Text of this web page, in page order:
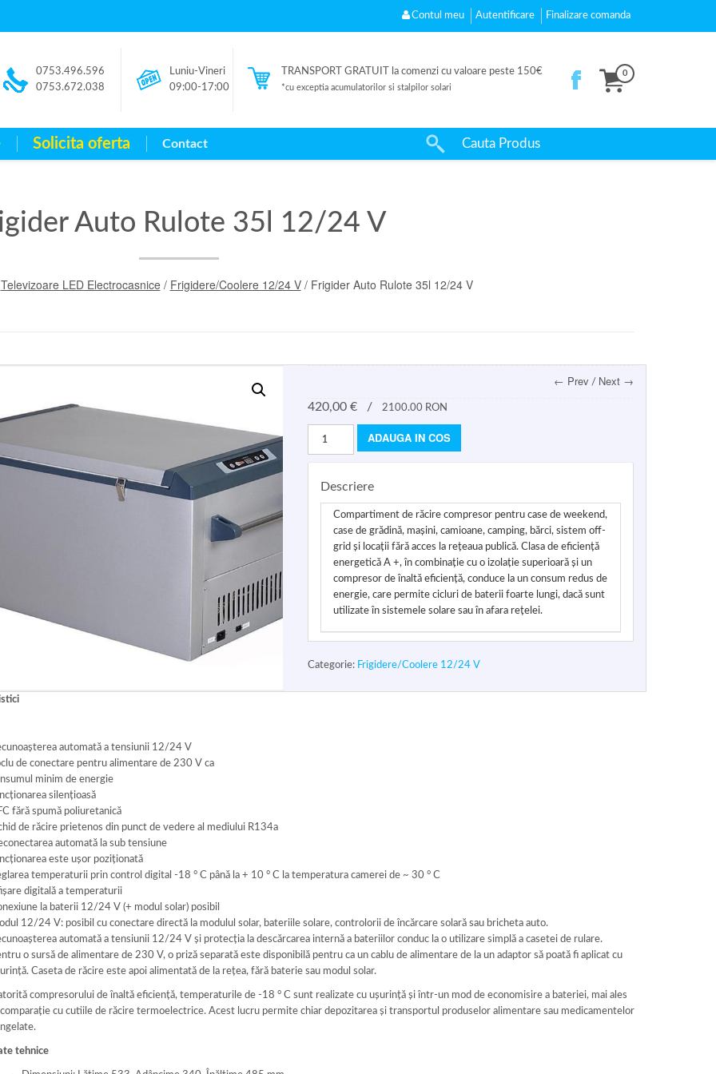
Contul meu Autentificare Finalizare comanda
0
0753.496.596
0753.672.038
Luniu-Vineri
09:00-17:00
TRANSPORT GRATUIT la comenzi cu valoare peste 150€
*cu exceptia acumulatorilor si stalpilor solari
Solicita oferta Contact
Auto Rulote 35l 12/24 V
Televizoare LED Electrocasnice/ Frigidere/Coolere 12/24 V/ Frigider Auto Rulote 35l 12/24 V
← Prev / Next →
420,00€ / 2100.00 RON
ADAUGA IN COS
Descriere
Compartiment de răcire compresor pentru case de weekend,
case de grădină, mașini, camioane, camping, bărci, sistem off-
grid și locații fără acces la rețeaua publică. Clasa de eficiență
energetică A +, în combinație cu o izolație superioară și un
compresor de înaltă eficiență, conduce la un consum redus de
energie, care permite cicluri de baterii foarte lungi, dacă sunt
utilizate în sistemele solare sau în afara rețelei.
Categorie: Frigidere/Coolere 12/24 V
automată a tensiunii 12/24 V
de conectare pentru alimentare de 230 V ca
minim de energie
silențioasă
fără spumă poliuretanică
de răcire prietenos din punct de vedere al mediului R134a
automată la sub tensiune
este ușor poziționată
temperaturii prin control digital -18 ° C până la + 10 ° C la temperatura camerei de ~ 30 ° C
digitală a temperaturii
la baterii 12/24 V (+ modul solar) posibil
12/24 V: posibil cu conectare directă la modulul solar, bateriile solare, controlorii de încărcare solară sau bricheta auto.
automată a tensiunii 12/24 V și protecția la descărcarea internă a bateriilor conduc la o utilizare simplă a casetei de rulare.
o sursă de alimentare de 230 V, o priză separată este disponibilă pentru ca un cablu de alimentare de la un adaptor să poată fi aplicat cu
Caseta de răcire este apoi alimentată de la rețea, fără baterie sau modul solar.
compresorului de înaltă eficiență, temperaturile de -18 ° C sunt realizate cu ușurință și într-un mod de economisire a bateriei, mai ales
cu cutiile de răcire termoelectrice. Acest lucru permite chiar depozitarea și transportul produselor alimentare sau medicamentelor
tehnice